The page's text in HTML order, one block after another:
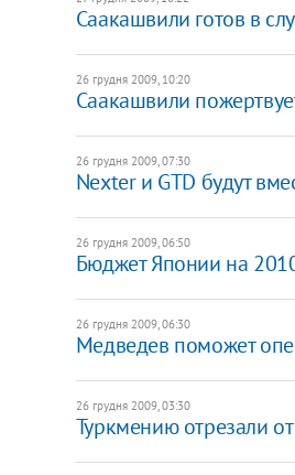
Саакашвили готов в
26 грудня 2009, 10:20
Саакашвили
26 грудня 2009, 07:30
Nexter и GTD будут
26 грудня 2009, 06:50
Бюджет Японии на
26 грудня 2009, 06:30
Медведев поможет
26 грудня 2009, 03:30
Туркмению отрезали